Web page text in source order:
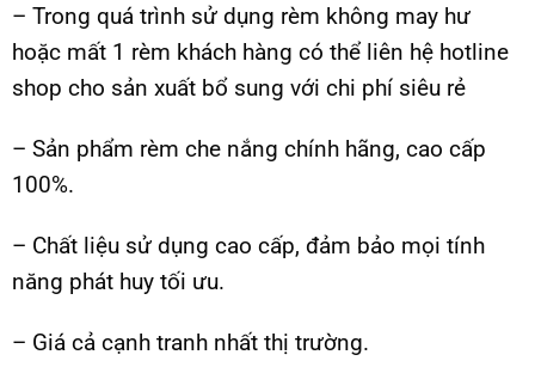
– Trong quá trình sử dụng rèm không may hư
hoặc mất 1 rèm khách hàng có thể liên hệ hotline
shop cho sản xuất bổ sung với chi phí siêu rẻ
– Sản phẩm rèm che nắng chính hãng, cao cấp
100%.
– Chất liệu sử dụng cao cấp, đảm bảo mọi tính
năng phát huy tối ưu.
– Giá cả cạnh tranh nhất thị trường.